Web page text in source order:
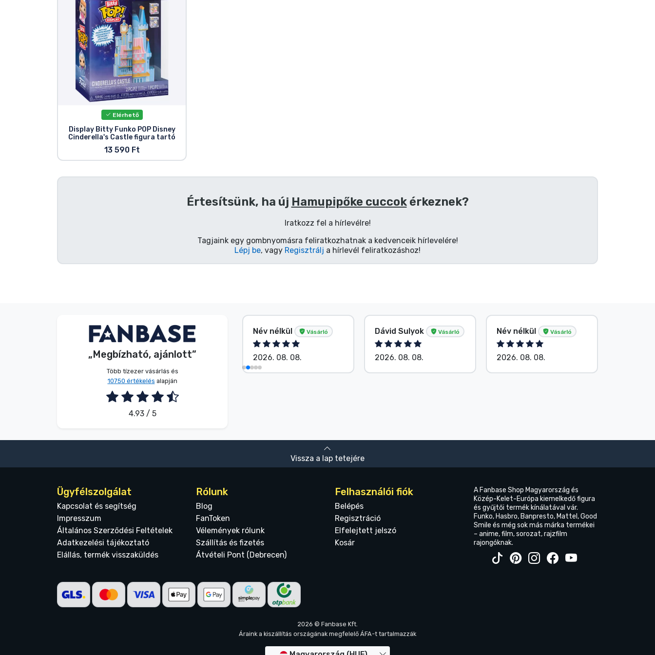
Elérhető
Display Bitty Funko POP Disney
Cinderella's Castle figura tartó
13 590 Ft
Értesítsünk, ha új Hamupipőke cuccokérkeznek?
Iratkozz fel a hírlevélre!
Tagjaink egy gombnyomásra feliratkozhatnak a kedvenceik hírlevelére!
Lépj be, vagy Regisztrálj a hírlevél feliratkozáshoz!
„Megbízható, ajánlott”
Több tízezer vásárlás és
10750 értékelés alapján
4.93 / 5
Név nélkül Vásárló
2026. 08. 09.
Név nélkül Vásárló
2026. 08. 08.
Dávid Sulyok Vásárló
2026. 08. 08.
Név nélkül Vásárló
2026. 08. 08.
Vissza a lap tetejére
Ügyfélszolgálat
Kapcsolat és segítség
Impresszum
Általános Szerződési Feltételek
Adatkezelési tájékoztató
Elállás, termék visszaküldés
Rólunk
Blog
FanToken
Vélemények rólunk
Szállítás és fizetés
Átvételi Pont (Debrecen)
Felhasználói fiók
Belépés
Regisztráció
Elfelejtett jelszó
Kosár
A Fanbase Shop Magyarország és
Közép-Kelet-Európa kiemelkedő figura
és gyűjtői termék kínálatával vár.
Funko, Hasbro, Banpresto, Mattel, Good
Smile és még sok más márka termékei
– anime, film, sorozat, rajzfilm
rajongóknak.
2026 © Fanbase Kft.
Áraink a kiszállítás országának megfelelő ÁFA-t tartalmazzák
Szállítás és fizetés
Sorozatos cuccok
Filmes cuccok
Mesés cuccok
Sportos cuccok